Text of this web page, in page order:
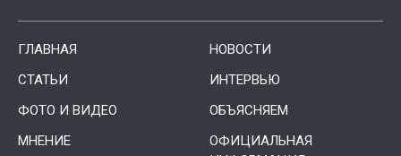
ГЛАВНАЯ
НОВОСТИ
СТАТЬИ
ИНТЕРВЬЮ
ФОТО И ВИДЕО
ОБЪЯСНЯЕМ
МНЕНИЕ
ОФИЦИАЛЬНАЯ